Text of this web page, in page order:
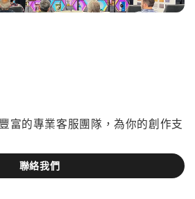
富的專業客服團隊，為你的創作支
聯絡我們